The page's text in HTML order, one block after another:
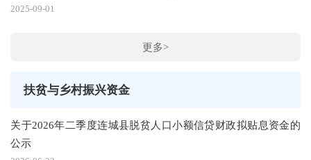
2025-09-01
更多>
扶贫与乡村振兴资金
关于2026年二季度连城县脱贫人口小额信贷财政拟贴息资金的
公示